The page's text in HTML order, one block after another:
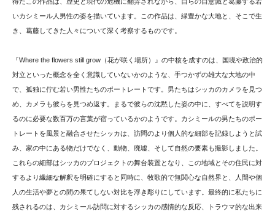
いカシミール人男性の姿を描いています。この作品は、緑豊かな大地と、そこで生
き、葛藤してきた人々について深く考察するものです。
『Where the flowers still grow（花が咲く場所）』の中核を成すのは、国境や政治的
対立といった概念を全く意識していないかのような、手つかずの雄大な大地の中
で、孤独に佇む若い男性たちのポートレートです。男たちはシッカのカメラを見つ
め、カメラも彼らを見つめ返す。まるで彼らの沈黙した姿の中に、すべてを説明す
るのに必要な数百万の言葉が宿っているかのようです。カシミールの男たちのポー
トレートを風景と融合させたシッカは、訪問のより個人的な細部を記録しようと試
み、家の中にある物だけでなく、動物、廃墟、そして自然の要素も撮影しました。
これらの細部はシッカのプロジェクトの舞台装置となり、この地域とその住民に対
するより繊細な解釈を明確にすると同時に、牧歌的で無関心な自然界と、人間や個
人の生活や夢との間の果てしない対比を浮き彫りにしています。最終的に私たちに
残されるのは、カシミール訪問に対するシッカの感情的な反応、トラウマ的な出来